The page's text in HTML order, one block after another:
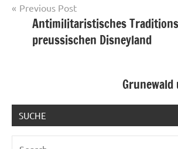
Post
navigation
Previous Post
Antimilitaristisches
preussischen Disneyland
Grunewald
SUCHE